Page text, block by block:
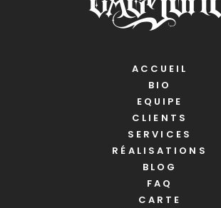
ACCUEIL
BIO
EQUIPE
CLIENTS
SERVICES
RÉALISATIONS
BLOG
FAQ
CARTE